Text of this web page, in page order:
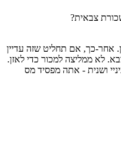
צבאית?
אחר-כך, אם תחליט שזה עדיין
לא ממליצה למכור כדי לאזן.
ושנית - אתה מפסיד מס